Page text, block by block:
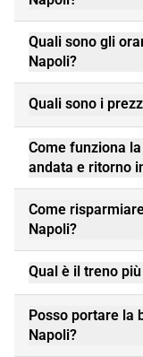
Quali sono gli
Napoli?
Quali sono i
Come funziona
andata e ritorno
Come
Napoli?
Qual è il treno
Posso portare la
Napoli?